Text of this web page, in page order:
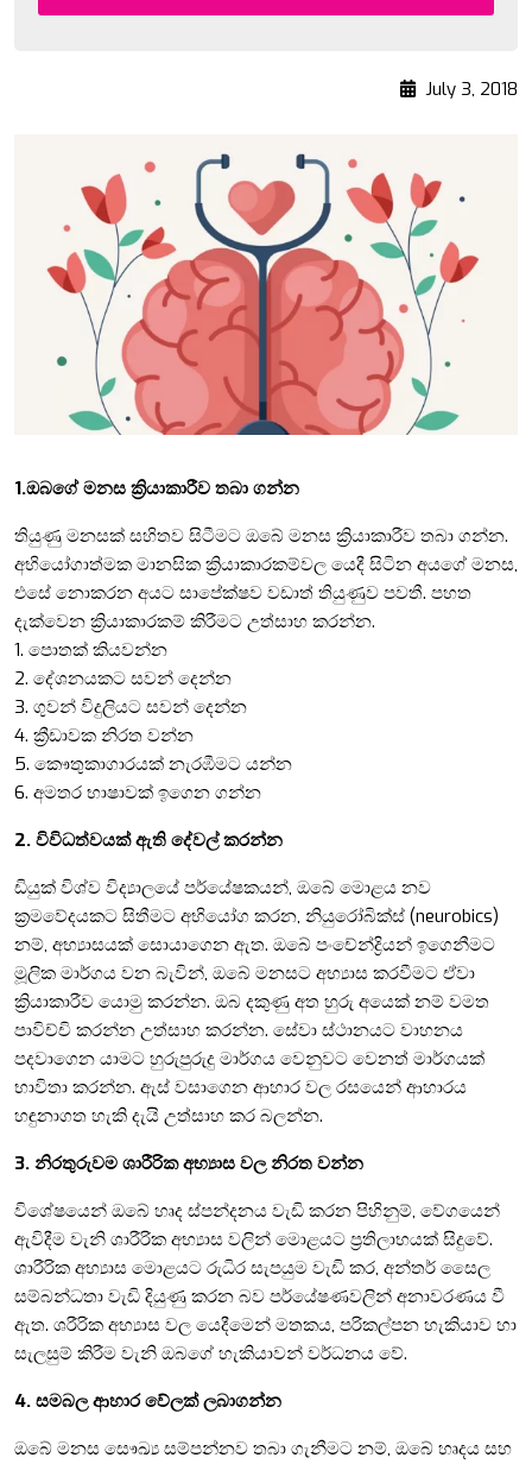
July 3, 2018
1.ඔබගේ මනස ක්‍රියාකාරීව තබා ගන්න
තියුණු මනසක් සහිතව සිටීමට ඔබේ මනස ක්‍රියාකාරීව තබා ගන්න.
අභියෝගාත්මක මානසික ක්‍රියාකාරකම්වල යෙදී සිටින අයගේ මනස,
එසේ නොකරන අයට සාපේක්ෂව වඩාත් තියුණුව පවතී. පහත
දැක්වෙන ක්‍රියාකාරකම් කිරීමට උත්සාහ කරන්න.
1. පොතක් කියවන්න
2. දේශනයකට සවන් දෙන්න
3. ගුවන් විදුලියට සවන් දෙන්න
4. ක්‍රීඩාවක නිරත වන්න
5. කෞතුකාගාරයක් නැරඹීමට යන්න
6. අමතර භාෂාවක් ඉගෙන ගන්න
2. විවිධත්වයක් ඇති දේවල් කරන්න
ඩියුක් විශ්ව විද්‍යාලයේ පර්යේෂකයන්, ඔබේ මොළය නව
ක්‍රමවේදයකට සිතීමට අභියෝග කරන, නියුරෝබික්ස් (neurobics)
නම්, අභ්‍යාසයක් සොයාගෙන ඇත. ඔබේ පංචේන්ද්‍රියන් ඉගෙනීමට
මූලික මාර්ගය වන බැවින්, ඔබේ මනසට අභ්‍යාස කරවීමට ඒවා
ක්‍රියාකාරීව යොමු කරන්න. ඔබ දකුණු අත හුරු අයෙක් නම් වමත
පාවිච්චි කරන්න උත්සාහ කරන්න. සේවා ස්ථානයට වාහනය
පදවාගෙන යාමට හුරුපුරුදු මාර්ගය වෙනුවට වෙනත් මාර්ගයක්
භාවිතා කරන්න. ඇස් වසාගෙන ආහාර වල රසයෙන් ආහාරය
හඳුනාගත හැකි දැයි උත්සාහ කර බලන්න.
3. නිරතුරුවම ශාරීරික අභ්‍යාස වල නිරත වන්න
විශේෂයෙන් ඔබේ හෘද ස්පන්දනය වැඩි කරන පිහිනුම්, වේගයෙන්
ඇවිදීම වැනි ශාරීරික අභ්‍යාස වලින් මොළයට ප්‍රතිලාභයක් සිදුවේ.
ශාරීරික අභ්‍යාස මොළයට රුධිර සැපයුම වැඩි කර, අන්තර් සෛල
සම්බන්ධතා වැඩි දියුණු කරන බව පර්යේෂණවලින් අනාවරණය වී
ඇත. ශරීරික අභ්‍යාස වල යෙදීමෙන් මතකය, පරිකල්පන හැකියාව හා
සැලසුම් කිරීම වැනි ඔබගේ හැකියාවන් වර්ධනය වේ.
4. සමබල ආහාර වේලක් ලබාගන්න
ඔබේ මනස සෞඛ්‍ය සම්පන්නව තබා ගැනීමට නම්, ඔබේ හෘදය සහ